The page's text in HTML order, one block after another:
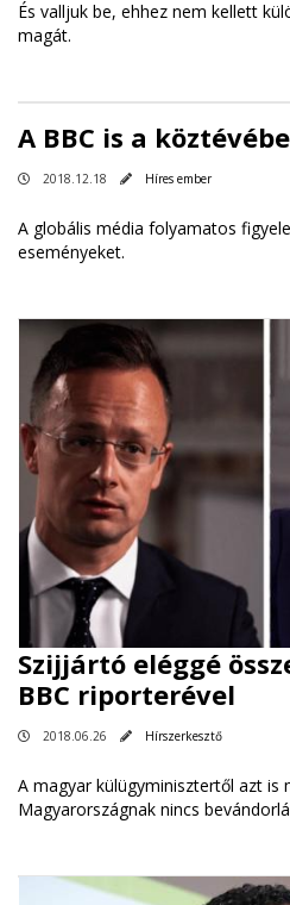
És valljuk be, ehhez nem kellett
magát.
A BBC is a
2018.12.18 Híres ember
A globális média folyamatos
eseményeket.
Szijjártó eléggé
BBC riporterével
2018.06.26 Hírszerkesztő
A magyar külügyminisztertől azt is
Magyarországnak nincs